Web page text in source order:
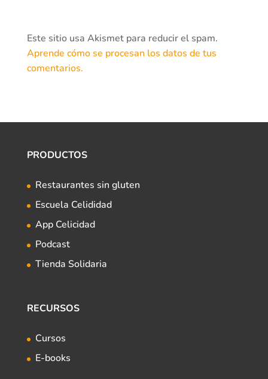
Este sitio usa Akismet para reducir el spam.
Aprende cómo se procesan los datos de tus
comentarios.
PRODUCTOS
Restaurantes sin gluten
Escuela Celididad
App Celicidad
Podcast
Tienda Solidaria
RECURSOS
Cursos
E-books